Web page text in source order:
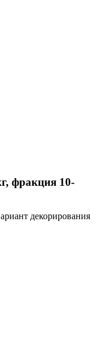
фракция 10-
декорирования